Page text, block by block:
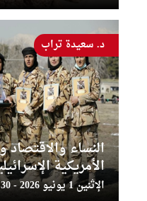
النساء
الأمريكية
الإثنين 1 يونيو 2026 - 12:36:30
د. سعيدة تراب